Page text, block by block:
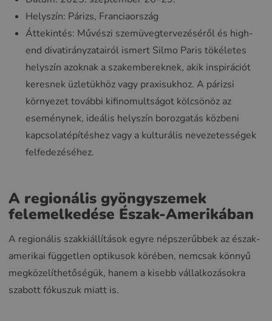
Helyszín: Párizs, Franciaország
Áttekintés: Művészi szemüvegtervezéséről és high-
end divatirányzatairól ismert Silmo Paris tökéletes
helyszín azoknak a szakembereknek, akik inspirációt
keresnek üzletükhöz vagy praxisukhoz. A párizsi
környezet további kifinomultságot kölcsönöz az
eseménynek, ideális helyszín borozgatás közbeni
kapcsolatépítéshez vagy a kulturális nevezetességek
felfedezéséhez.
A regionális gyöngyszemek
felemelkedése Észak-Amerikában
A regionális szakkiállítások egyre népszerűbbek az észak-
amerikai független optikusok körében, nemcsak könnyű
megközelíthetőségük, hanem a kisebb vállalkozásokra
szabott fókuszuk miatt is.